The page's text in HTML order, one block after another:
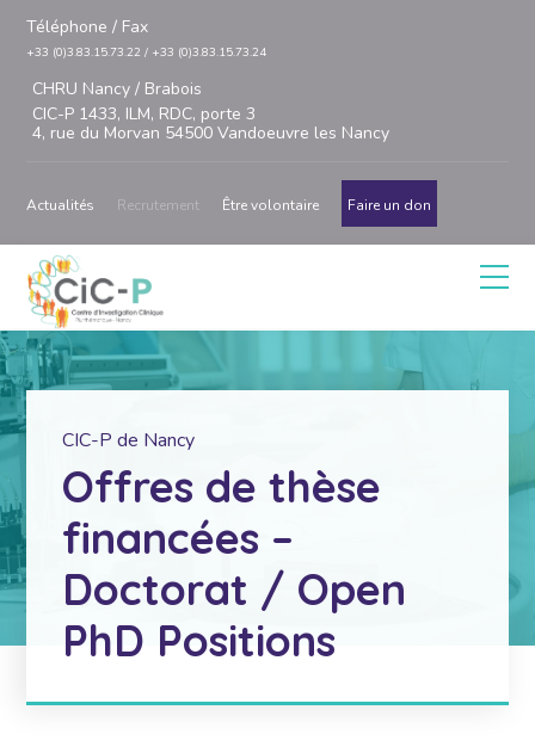
Téléphone / Fax
+33 (0)3.83.15.73.22 / +33 (0)3.83.15.73.24
CHRU Nancy / Brabois
CIC-P 1433, ILM, RDC, porte 3
4, rue du Morvan 54500 Vandoeuvre les Nancy
Actualités Recrutement Être volontaire Faire un don
CIC-P de Nancy
Offres de thèse
financées –
Doctorat / Open
PhD Positions